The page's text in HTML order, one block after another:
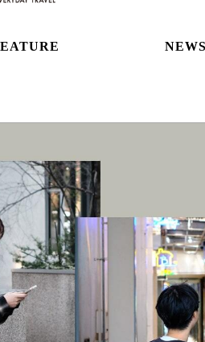
れの方はこちら＞
生活家電
ヘアケア
ハンドケア
ボディケア
アロマ
ベビー・キッズアイテム
おもちゃ・トイ
ファッション
その他ベビー・キッズアイテム
NEWS